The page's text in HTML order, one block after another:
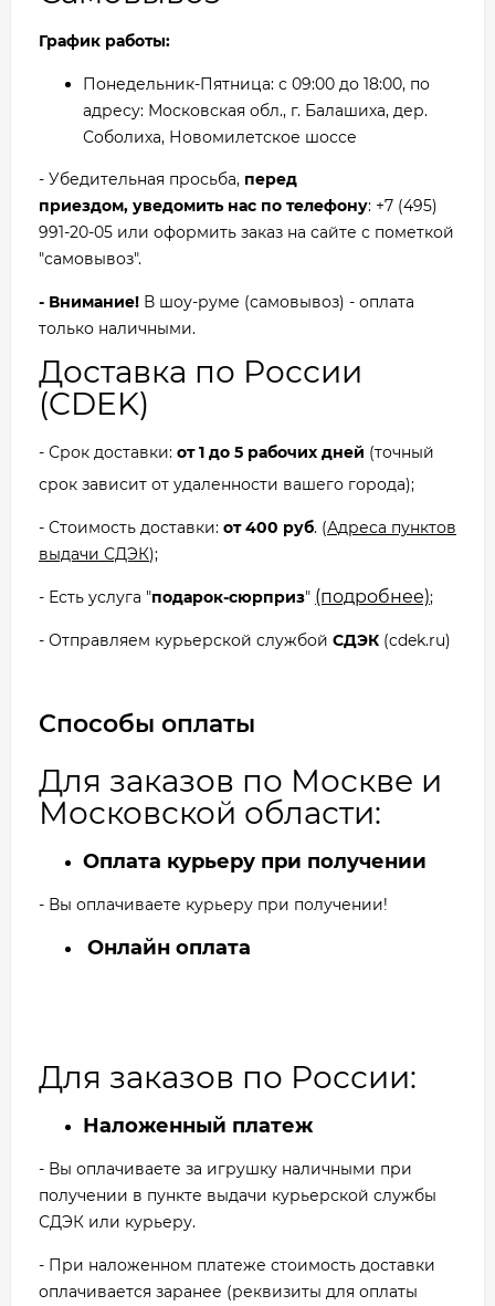
График работы:
Понедельник-Пятница: с 09:00 до 18:00, по
адресу: Московская обл., г. Балашиха, дер.
Соболиха, Новомилетское шоссе
- Убедительная просьба, перед
приездом, уведомить нас по телефону: +7 (495)
991-20-05 или оформить заказ на сайте с пометкой
"самовывоз".
- Внимание! В шоу-руме (самовывоз) - оплата
только наличными.
Доставка по России
(CDEK)
- Срок доставки: от 1 до 5 рабочих дней (точный
срок зависит от удаленности вашего города);
- Cтоимость доставки: от 400 руб. (Адреса пунктов
выдачи СДЭК);
- Есть услуга "подарок-сюрприз" (подробнее);
- Отправляем курьерской службой СДЭК (cdek.ru)
Способы оплаты
Для заказов по Москве и
Московской области:
Оплата курьеру при получении
- Вы оплачиваете курьеру при получении!
Онлайн оплата
Для заказов по России:
Наложенный платеж
- Вы оплачиваете за игрушку наличными при
получении в пункте выдачи курьерской службы
СДЭК или курьеру.
- При наложенном платеже стоимость доставки
оплачивается заранее (реквизиты для оплаты